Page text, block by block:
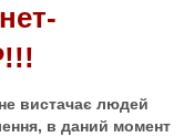
вистачає людей
в даний момент